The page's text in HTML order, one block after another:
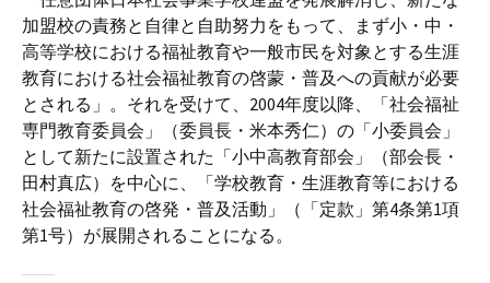
加盟校の責務と自律と自助努力をもって、まず小・中・
高等学校における福祉教育や一般市民を対象とする生涯
教育における社会福祉教育の啓蒙・普及への貢献が必要
とされる」。それを受けて、2004年度以降、「社会福祉
専門教育委員会」（委員長・米本秀仁）の「小委員会」
として新たに設置された「小中高教育部会」（部会長・
田村真広）を中心に、「学校教育・生涯教育等における
社会福祉教育の啓発・普及活動」（「定款」第4条第1項
第1号）が展開されることになる。